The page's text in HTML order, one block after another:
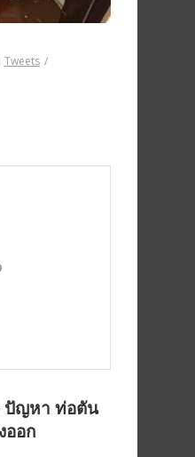
Tweets /
ปัญหา ท่อตัน
ออก